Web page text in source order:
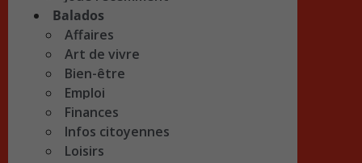
Balados
Affaires
Art de vivre
Bien-être
Emploi
Finances
Infos citoyennes
Loisirs